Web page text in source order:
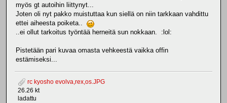
myös gt autoihin liittynyt...
Joten oli nyt pakko muistuttaa kun siellä on niin tarkkaan vahdittu
ettei aiheesta poiketa..
..ei ollut tarkoitus työntää herneitä sun nokkaan. :lol:
Pistetään pari kuvaa omasta vehkeestä vaikka offin
estämiseksi...
rc kyosho evolva,rex,os.JPG
26.26 kt
ladattu